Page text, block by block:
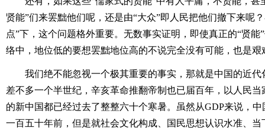
贤能”们来罢黜他们呢，还是由“大众”即人民把他们撤下来呢
点”下，这个问题格外重要。无数事实证明，即使真正的“贤能
络中，地位低的要想罢黜地位高的不说完全没有可能，也是艰
我们绝不能忽视一个极其重要的事实，那就是中国的近
差不多一个半世纪，辛亥革命推翻帝制也已届百年，以人民
的新中国都已经过去了整整六十个寒暑。虽然从GDP来说，
一百五十年前，但是就社会文化构成、国民思想认识水准、